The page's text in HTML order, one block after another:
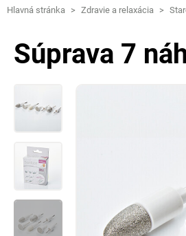
Hlavná stránka > Zdravie a relaxácia >
Súprava 7